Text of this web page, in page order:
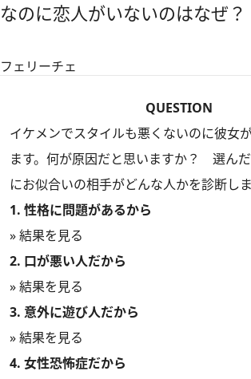
なのに恋人がいないのはなぜ？
フェリーチェ
QUESTION
イケメンでスタイルも悪くないのに彼女
ます。何が原因だと思いますか？ 選ん
にお似合いの相手がどんな人かを診断しま
1. 性格に問題があるから
» 結果を見る
2. 口が悪い人だから
» 結果を見る
3. 意外に遊び人だから
» 結果を見る
4. 女性恐怖症だから